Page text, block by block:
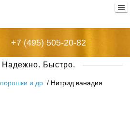
Русский металл
+7 (495) 505-20-82
Надежно. Быстро.
и др. / Нитрид ванадия